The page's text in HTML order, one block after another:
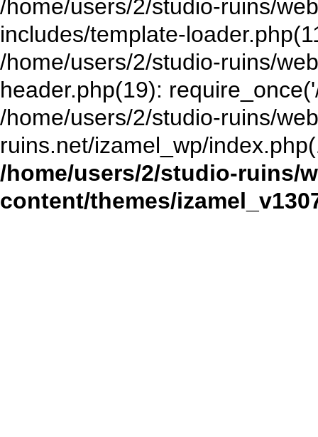
/home/users/2/studio-ruins/
includes/template-
/home/users/2/studio-ruins/
header.php(19):
/home/users/2/studio-ruins/
ruins.net/izamel_wp/
/home/users/2/studio-ruins/
content/themes/